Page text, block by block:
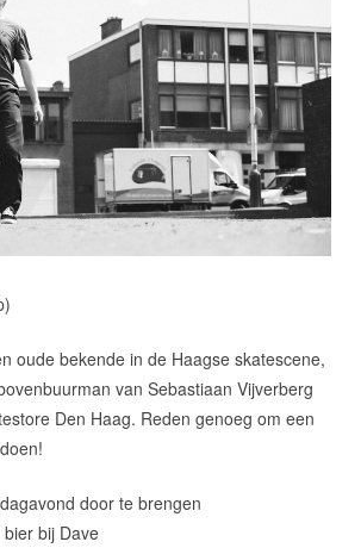
oude bekende in de Haagse skatescene,
van Sebastiaan Vijverberg
Den Haag. Reden genoeg om een
door te brengen
bij Dave